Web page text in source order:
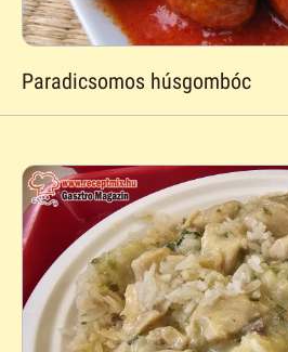
Paradicsomos húsgombóc